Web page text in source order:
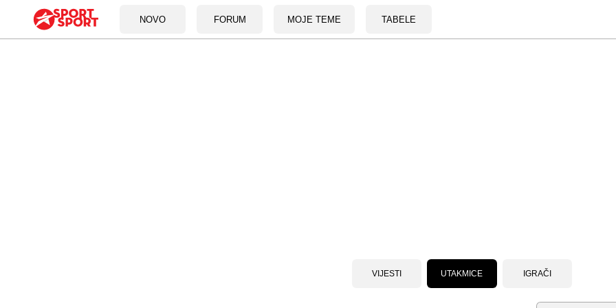
NOVO FORUM MOJE TEME TABELE
VIJESTI UTAKMICE IGRAČI